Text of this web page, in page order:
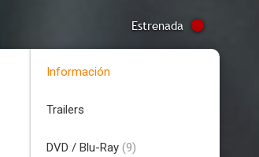
Estrenada
Información
Trailers
DVD / Blu-Ray (9)